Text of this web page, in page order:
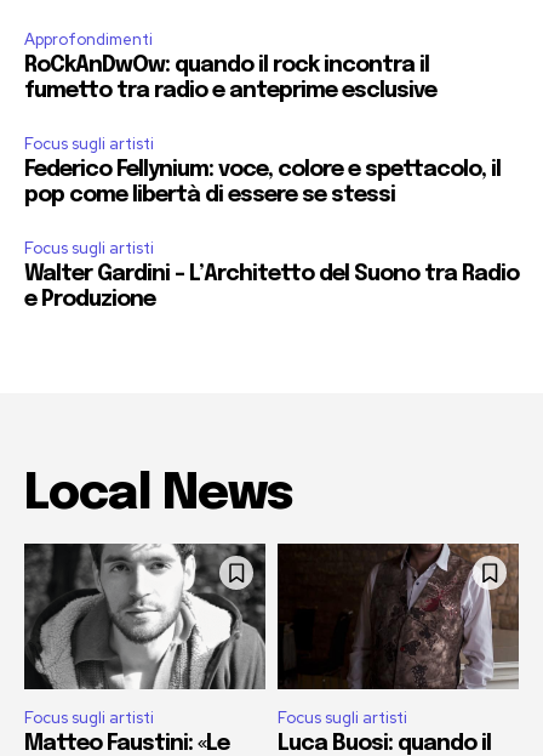
Approfondimenti
RoCkAnDwOw: quando il rock incontra il
fumetto tra radio e anteprime esclusive
Focus sugli artisti
Federico Fellynium: voce, colore e spettacolo, il
pop come libertà di essere se stessi
Focus sugli artisti
Walter Gardini – L’Architetto del Suono tra Radio
e Produzione
Local News
Focus sugli artisti
Matteo Faustini: «Le
Focus sugli artisti
Luca Buosi: quando il